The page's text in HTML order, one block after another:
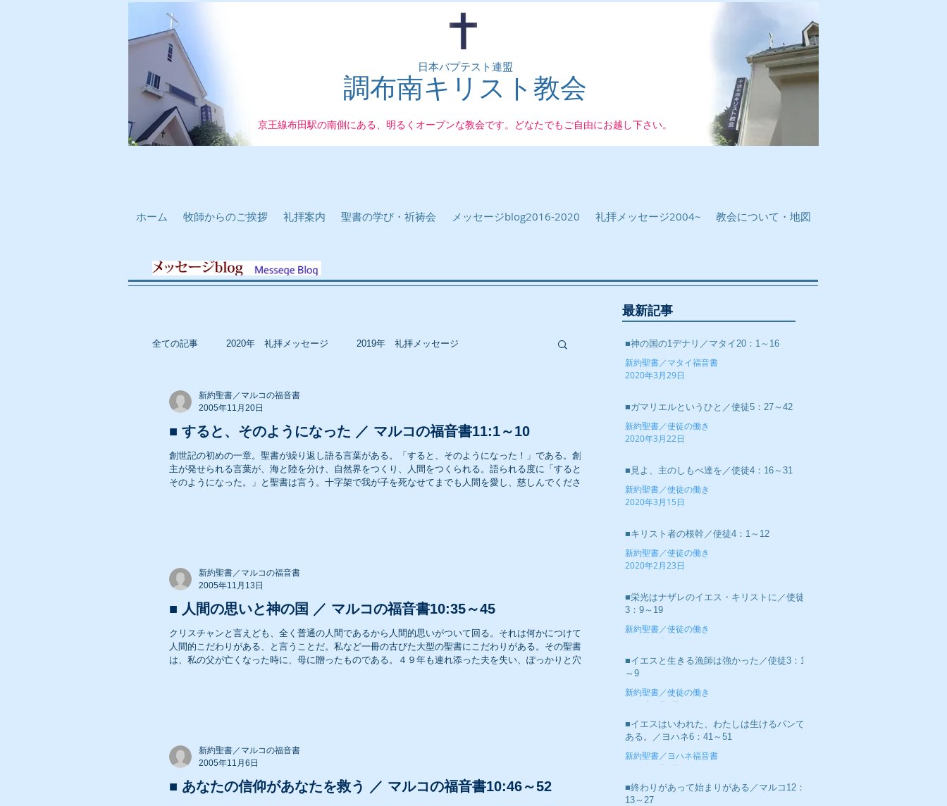
京王線布田駅の南側にある、明るくオープンな教会です。どなたでもご自由にお越し下さい。
日本バプテスト連盟
調布南キリスト教会
ホーム 牧師からのご挨拶 礼拝案内 聖書の学び・祈祷会 メッセージblog2016-2020 礼拝メッセージ2004~ 教会について・地図
全ての記事 2020年 礼拝メッセージ 2019年 礼拝メッセージ
2018年 礼拝メッセージ
2016年 礼拝メッセージ 2015年 礼拝メッセージ
2012年 礼拝メッセージ
2004年 礼拝メッセージ
■ すると、そのようになった ／ マルコの福音書11:1～10
創世記の初めの一章。聖書が繰り返し語る言葉がある。「すると、そのようになった！」である。創造
主が発せられる言葉が、海と陸を分け、自然界をつくり、人間をつくられる。語られる度に「すると、
そのようになった。」と聖書は言う。十字架で我が子を死なせてまでも人間を愛し、慈しんでくださ...
新約聖書／マルコの福音書
2005年11月20日
■ 人間の思いと神の国 ／ マルコの福音書10:35～45
クリスチャンと言えども、全く普通の人間であるから人間的思いがついて回る。それは何かにつけて、
人間的こだわりがある、と言うことだ。私など一冊の古びた大型の聖書にこだわりがある。その聖書
は、私の父が亡くなった時に、母に贈ったものである。４９年も連れ添った夫を失い、ぽっかりと穴
新約聖書／マルコの福音書
2005年11月13日
■ あなたの信仰があなたを救う ／ マルコの福音書10:46～52
新約聖書／マルコの福音書
2005年11月6日
最新記事
■神の国の1デナリ／マタイ20：1～16
新約聖書／マタイ福音書
2020年3月29日
■ガマリエルというひと／使徒5：27～42
新約聖書／使徒の働き
2020年3月22日
■見よ、主のしもべ達を／使徒4：16～31
新約聖書／使徒の働き
2020年3月15日
■キリスト者の根幹／使徒4：1～12
新約聖書／使徒の働き
2020年2月23日
■栄光はナザレのイエス・キリストに／使徒
3：9～19
新約聖書／使徒の働き
2020年2月16日
■イエスと生きる漁師は強かった／使徒3：1
～9
新約聖書／使徒の働き
2020年2月9日
■イエスはいわれた、わたしは生けるパンで
ある。／ヨハネ6：41～51
新約聖書／ヨハネ福音書
2020年2月2日
■終わりがあって始まりがある／マルコ12：
13～27